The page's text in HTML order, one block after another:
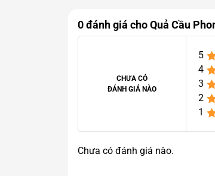
Quả
0 đánh giá cho Quả Cầu
CHƯA CÓ
ĐÁNH GIÁ NÀO
5
4
3
2
1
Chưa có đánh giá nào.